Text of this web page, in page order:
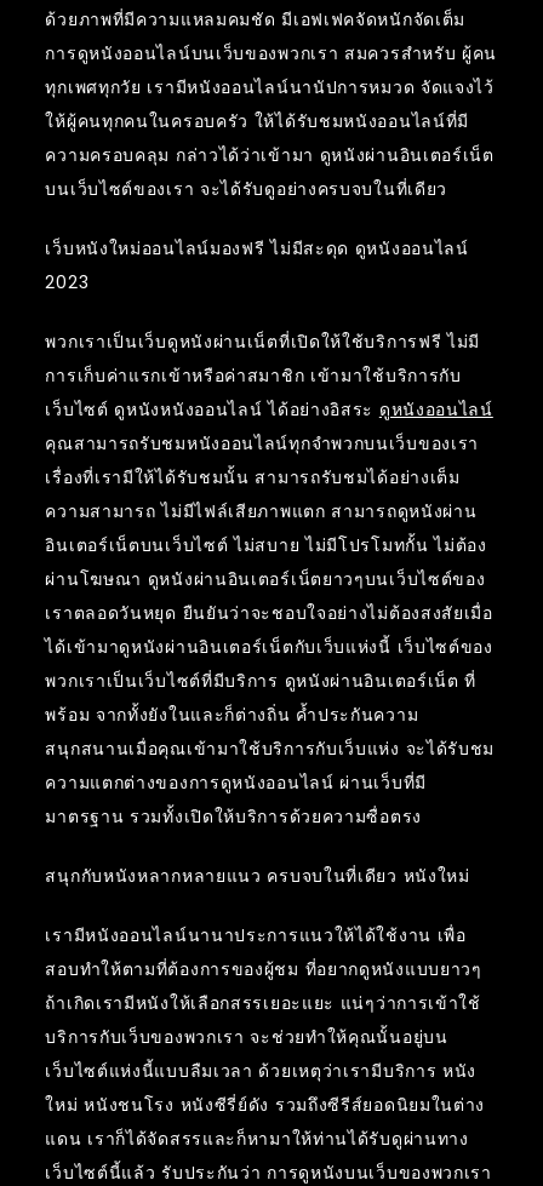
ด้วยภาพที่มีความแหลมคมชัด มีเอฟเฟคจัดหนักจัดเต็ม
การดูหนังออนไลน์บนเว็บของพวกเรา สมควรสำหรับ ผู้คน
ทุกเพศทุกวัย เรามีหนังออนไลน์นานัปการหมวด จัดแจงไว้
ให้ผู้คนทุกคนในครอบครัว ให้ได้รับชมหนังออนไลน์ที่มี
ความครอบคลุม กล่าวได้ว่าเข้ามา ดูหนังผ่านอินเตอร์เน็ต
บนเว็บไซต์ของเรา จะได้รับดูอย่างครบจบในที่เดียว
เว็บหนังใหม่ออนไลน์มองฟรี ไม่มีสะดุด ดูหนังออนไลน์
2023
พวกเราเป็นเว็บดูหนังผ่านเน็ตที่เปิดให้ใช้บริการฟรี ไม่มี
การเก็บค่าแรกเข้าหรือค่าสมาชิก เข้ามาใช้บริการกับ
เว็บไซต์ ดูหนังหนังออนไลน์ ได้อย่างอิสระ ดูหนังออนไลน์
คุณสามารถรับชมหนังออนไลน์ทุกจำพวกบนเว็บของเรา
เรื่องที่เรามีให้ได้รับชมนั้น สามารถรับชมได้อย่างเต็ม
ความสามารถ ไม่มีไฟล์เสียภาพแตก สามารถดูหนังผ่าน
อินเตอร์เน็ตบนเว็บไซต์ ไม่สบาย ไม่มีโปรโมทกั้น ไม่ต้อง
ผ่านโฆษณา ดูหนังผ่านอินเตอร์เน็ตยาวๆบนเว็บไซต์ของ
เราตลอดวันหยุด ยืนยันว่าจะชอบใจอย่างไม่ต้องสงสัยเมื่อ
ได้เข้ามาดูหนังผ่านอินเตอร์เน็ตกับเว็บแห่งนี้ เว็บไซต์ของ
พวกเราเป็นเว็บไซต์ที่มีบริการ ดูหนังผ่านอินเตอร์เน็ต ที่
พร้อม จากทั้งยังในและก็ต่างถิ่น ค้ำประกันความ
สนุกสนานเมื่อคุณเข้ามาใช้บริการกับเว็บแห่ง จะได้รับชม
ความแตกต่างของการดูหนังออนไลน์ ผ่านเว็บที่มี
มาตรฐาน รวมทั้งเปิดให้บริการด้วยความซื่อตรง
สนุกกับหนังหลากหลายแนว ครบจบในที่เดียว หนังใหม่
เรามีหนังออนไลน์นานาประการแนวให้ได้ใช้งาน เพื่อ
สอบทำให้ตามที่ต้องการของผู้ชม ที่อยากดูหนังแบบยาวๆ
ถ้าเกิดเรามีหนังให้เลือกสรรเยอะแยะ แน่ๆว่าการเข้าใช้
บริการกับเว็บของพวกเรา จะช่วยทำให้คุณนั้นอยู่บน
เว็บไซต์แห่งนี้แบบลืมเวลา ด้วยเหตุว่าเรามีบริการ หนัง
ใหม่ หนังชนโรง หนังซีรี่ย์ดัง รวมถึงซีรีส์ยอดนิยมในต่าง
แดน เราก็ได้จัดสรรและก็หามาให้ท่านได้รับดูผ่านทาง
เว็บไซต์นี้แล้ว รับประกันว่า การดูหนังบนเว็บของพวกเรา